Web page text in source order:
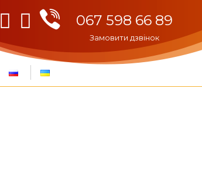
067 598 66 89
Замовити дзвінок
Facebook
Instagram
Youtube
Viber